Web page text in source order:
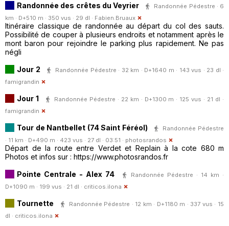
Randonnée des crêtes du Veyrier
Randonnée Pédestre · 6
km · D+510 m · 350 vus · 29 dl · Fabien.Bruaux
Itinéraire classique de randonnée au départ du col des sauts.
Possibilité de couper à plusieurs endroits et notamment après le
mont baron pour rejoindre le parking plus rapidement. Ne pas
négli
Jour 2
Randonnée Pédestre · 32 km · D+1640 m · 143 vus · 23 dl ·
famigrandin
Jour 1
Randonnée Pédestre · 22 km · D+1300 m · 125 vus · 21 dl ·
famigrandin
Tour de Nantbellet (74 Saint Féréol)
Randonnée Pédestre
· 11 km · D+490 m · 423 vus · 27 dl · 03:51 · photosrandos
Départ de la route entre Verdet et Replain à la cote 680 m
Photos et infos sur : https://www.photosrandos.fr
Pointe Centrale - Alex 74
Randonnée Pédestre · 14 km ·
D+1090 m · 199 vus · 21 dl · criticos.ilona
Tournette
Randonnée Pédestre · 12 km · D+1180 m · 337 vus · 15
dl · criticos.ilona